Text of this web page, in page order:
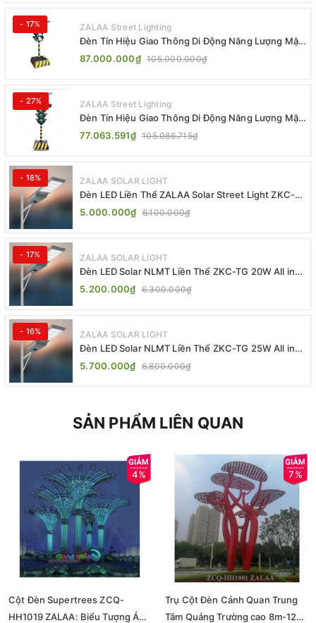
- 17% ZALAA Street Lighting
Đèn Tín Hiệu Giao Thông Di Động Năng Lượng Mặt
Trời ZALAA ZL-300A-D
87.000.000₫ 105.000.000₫
- 27% ZALAA Street Lighting
Đèn Tín Hiệu Giao Thông Di Động Năng Lượng Mặt
Trời ZALAA ZL-409300C
77.063.591₫ 105.086.715₫
- 18% ZALAA SOLAR LIGHT
Đèn LED Liền Thể ZALAA Solar Street Light ZKC-
TG 20W 25W 30W All In One
5.000.000₫ 6.100.000₫
- 17% ZALAA SOLAR LIGHT
Đèn LED Solar NLMT Liền Thể ZKC-TG 20W All in
One | ZALAA Street Light
5.200.000₫ 6.300.000₫
- 16% ZALAA SOLAR LIGHT
Đèn LED Solar NLMT Liền Thể ZKC-TG 25W All in
One | ZALAA Street Light
5.700.000₫ 6.800.000₫
SẢN PHẨM LIÊN QUAN
4%
Cột Đèn Supertrees ZCQ-
HH1019 ZALAA: Biểu Tượng Ánh
7%
Trụ Cột Đèn Cảnh Quan Trung
Tâm Quảng Trường cao 8m-12m